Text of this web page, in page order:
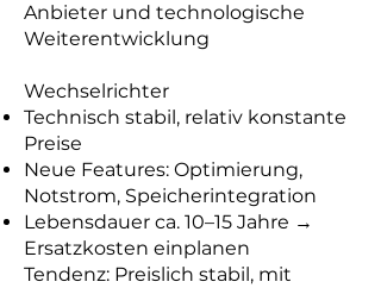
Anbieter und technologische
Weiterentwicklung
Wechselrichter
Technisch stabil, relativ konstante
Preise
Neue Features: Optimierung,
Notstrom, Speicherintegration
Lebensdauer ca. 10–15 Jahre →
Ersatzkosten einplanen
Tendenz: Preislich stabil, mit